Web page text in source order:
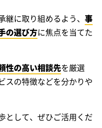
継に取り組めるよう、事
の選び方に焦点を当てた
性の高い相談先を厳選
スの特徴などを分かりや
として、ぜひご活用くだ